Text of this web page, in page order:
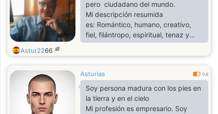
pero ciudadano del mundo.
Mi descripción resumida
es: Romántico, humano, creativo,
fiel, filántropo, espiritual, tenaz y
trabajador. Me gusta mi profesión
porque puedo trabajar en cualquier
viaje, las culturas, los animales, oler
la tierra y la hierba mojada. Me
gusta hacer deporte moderado.
Astur2266 歳
Asturias 0.6
Soy persona madura con los pies en
la tierra y en el cielo
Mi profesión es empresario. Soy